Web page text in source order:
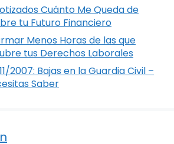
Cuánto Me Queda de
tu Futuro Financiero
Menos Horas de las que
tus Derechos Laborales
2007: Bajas en la Guardia Civil –
Saber